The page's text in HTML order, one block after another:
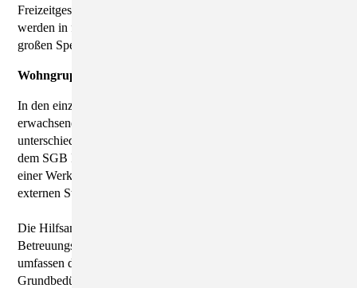
Freizeitgestaltung. Die Mahlzeiten (Frühstück und Abendbrot)
werden in familiärer Atmosphäre in den Wohngruppen bzw. im
großen Speiseraum (Mittagessen) eingenommen.
Wohngruppen
In den einzelnen Wohngruppen werden Leistungen für
erwachsene Menschen mit einer geistigen Behinderung mit
unterschiedlichen Hilfebedarfen im Sinne von Leistungen nach
dem SGB IX (Leistungen zur sozialen Teilhabe) erbracht, die in
einer Werkstatt für behinderte Menschen oder einer anderen
externen Struktur eingebunden sind.
Die Hilfsangebote beziehen sich auf das Wohn- und
Betreuungsangebot in einer besonderen Wohnform und
umfassen die Bereiche Hilfe zur Sicherstellung elementarer
Grundbedürfnisse sowie einer intensiven Begleitung bei der